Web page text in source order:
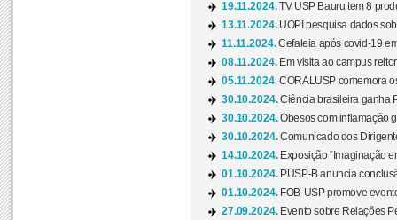
19.11.2024.TV USP Bauru tem 8
13.11.2024. UOPI pesquisa dados
11.11.2024.Cefaleia após covid-19
08.11.2024. Em visita ao campus
05.11.2024.CORALUSP comemora
30.10.2024.Ciência brasileira ganha
30.10.2024.Obesos com inflamação
30.10.2024.Comunicado dos
14.10.2024. Exposição “Imaginação
01.10.2024. PUSP-B anuncia
01.10.2024. FOB-USP promove
27.09.2024. Evento sobre Relações